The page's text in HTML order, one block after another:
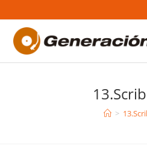
al
contenido
>